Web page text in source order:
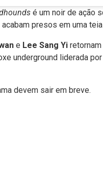
é um noir de ação
presos em uma
e Lee Sang Yi
underground liderada
devem sair em breve.